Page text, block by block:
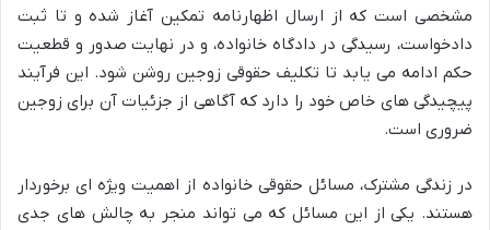
مشخصی است که از ارسال اظهارنامه تمکین آغاز شده و تا ثبت
دادخواست، رسیدگی در دادگاه خانواده، و در نهایت صدور و قطعیت
حکم ادامه می یابد تا تکلیف حقوقی زوجین روشن شود. این فرآیند
پیچیدگی های خاص خود را دارد که آگاهی از جزئیات آن برای زوجین
ضروری است.
در زندگی مشترک، مسائل حقوقی خانواده از اهمیت ویژه ای برخوردار
هستند. یکی از این مسائل که می تواند منجر به چالش های جدی